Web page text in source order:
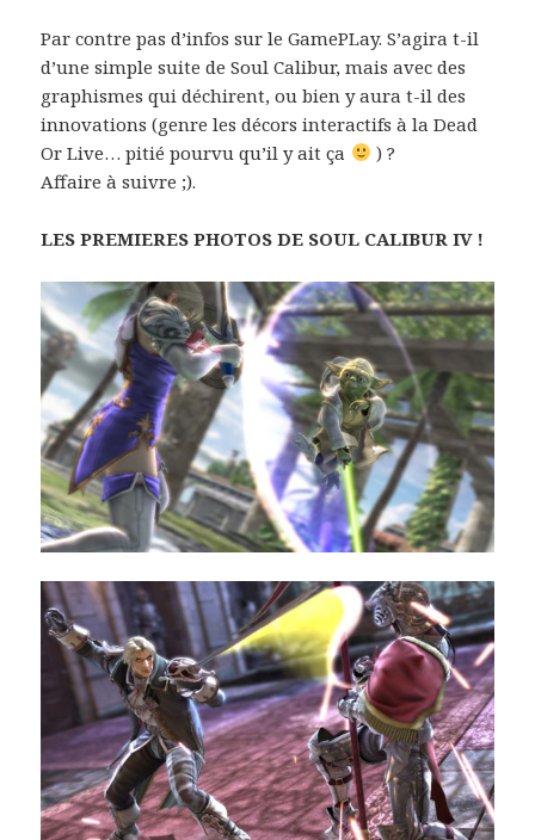
Par contre pas d’infos sur le GamePLay. S’agira t-il
d’une simple suite de Soul Calibur, mais avec des
graphismes qui déchirent, ou bien y aura t-il des
innovations (genre les décors interactifs à la Dead
Or Live… pitié pourvu qu’il y ait ça
) ?
Affaire à suivre ;).
LES PREMIERES PHOTOS DE SOUL CALIBUR IV !